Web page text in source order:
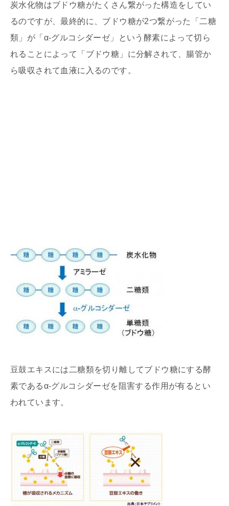
炭水化物はブドウ糖がたくさん繋がった構造をしてい
るのですが、最終的に、ブドウ糖が2つ繋がった「二糖
類」が「α-グルコシダーゼ」という酵素によって切ら
れることによって「ブドウ糖」に分解されて、腸管か
ら吸収されて血液に入るのです。
豆鼓エキスには二糖類を切り離してブドウ糖にする酵
素であるα-グルコシダーゼを阻害する作用が有るとい
われています。